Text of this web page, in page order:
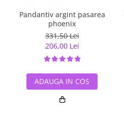
Pandantiv argint pasarea
phoenix
331,50 Lei
206,00 Lei
ADAUGA IN COS